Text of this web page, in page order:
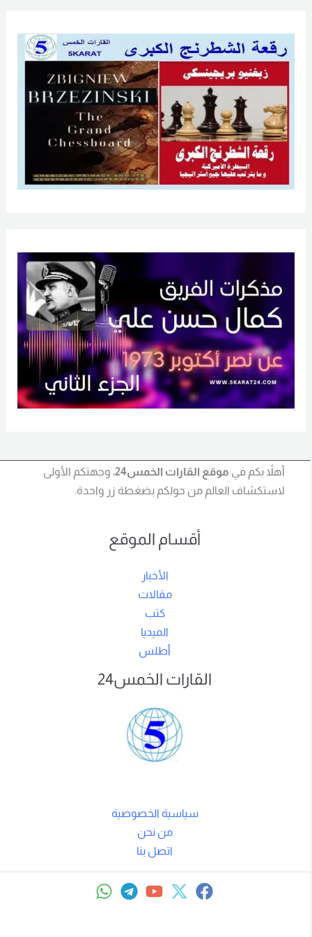
أهلاً بكم في موقع القارات الخمس24
، وجهتكم الأولى
لاستكشاف العالم من حولكم بضغطة زر واحدة.
أقسام الموقع
الأخبار
مقالات
كتب
الميديا
أطلس
القارات الخمس24
سياسية الخصوصية
من نحن
اتصل بنا